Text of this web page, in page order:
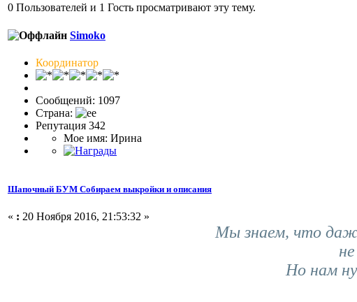
0 Пользователей и 1 Гость просматривают эту тему.
Simoko
Координатор
Сообщений: 1097
Страна:
Репутация 342
Мое имя: Ирина
Шапочный БУМ Собираем выкройки и описания
« : 20 Ноября 2016, 21:53:32 »
Мы знаем, что
Но нам